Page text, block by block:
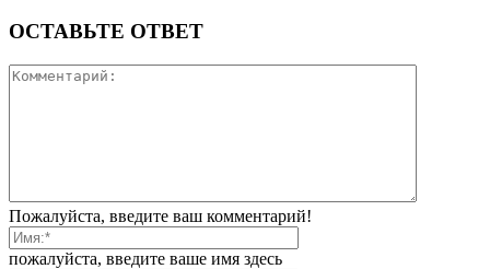
ОСТАВЬТЕ ОТВЕТ
Пожалуйста, введите ваш комментарий!
пожалуйста, введите ваше имя здесь